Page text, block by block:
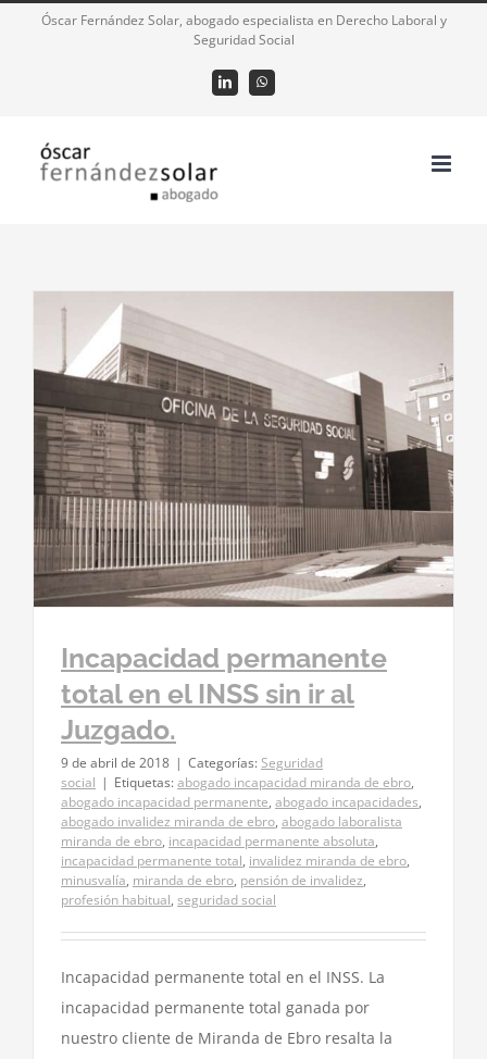
Óscar Fernández Solar, abogado especialista en Derecho Laboral y
Seguridad Social
LinkedInWhatsApp
Incapacidad permanente
total en el INSS sin ir al
Juzgado.
9 de abril de 2018 | Categorías:Seguridad
social | Etiquetas:abogado incapacidad miranda de ebro,
abogado incapacidad permanente, abogado incapacidades,
abogado invalidez miranda de ebro, abogado laboralista
miranda de ebro, incapacidad permanente absoluta,
incapacidad permanente total, invalidez miranda de ebro,
minusvalía, miranda de ebro, pensión de invalidez,
profesión habitual, seguridad social
Incapacidad permanente total en el INSS. La
incapacidad permanente total ganada por
nuestro cliente de Miranda de Ebro resalta la